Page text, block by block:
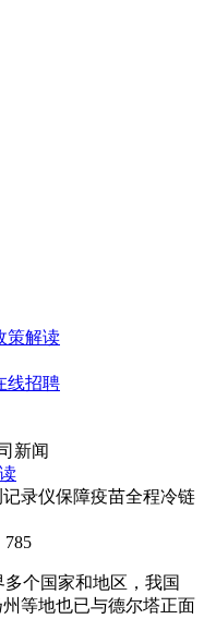
策解读
线招聘
新闻
录仪保障疫苗全程冷链
个国家和地区，我国
等地也已与德尔塔正面